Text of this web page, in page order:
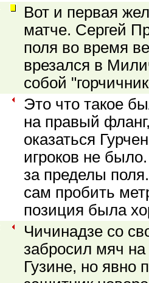
Вот и первая
матче. Сергей
поля во время
врезался в
собой
Это что такое
на правый
оказаться
игроков не
за пределы
сам пробить
позиция была
Чичинадзе со
забросил мяч
Гузине, но явно